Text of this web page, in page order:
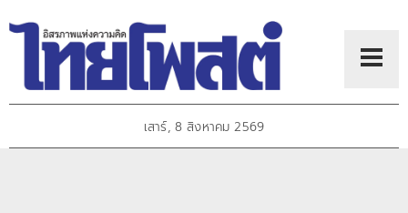
เสาร์, 8 สิงหาคม 2569